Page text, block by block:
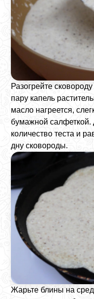
Разогрейте
пару капель
масло нагреется,
бумажной
количество теста и
дну сковороды.
Жарьте блины на